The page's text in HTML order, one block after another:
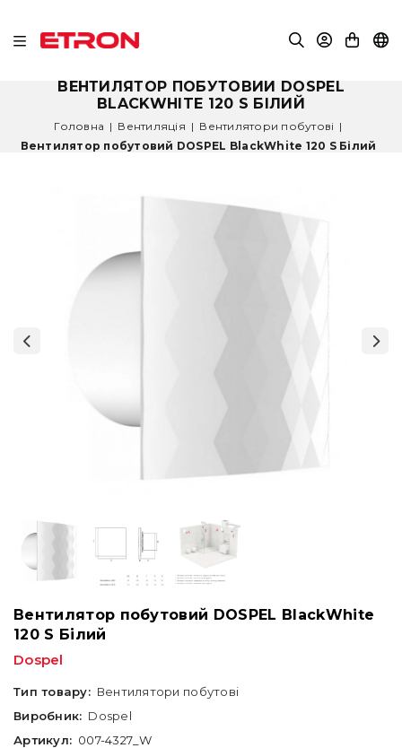
ВЕНТИЛЯТОР ПОБУТОВИЙ DOSPEL
BLACKWHITE 120 S БІЛИЙ
Головна | Вентиляція | Вентилятори побутові |
Вентилятор побутовий DOSPEL BlackWhite 120 S Білий
Вентилятор побутовий DOSPEL BlackWhite
120 S Білий
Dospel
Тип товару: Вентилятори побутові
Виробник: Dospel
Артикул: 007-4327_W